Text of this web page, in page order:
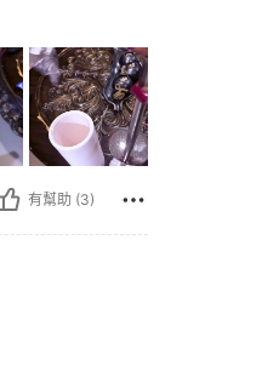
有幫助 (3)